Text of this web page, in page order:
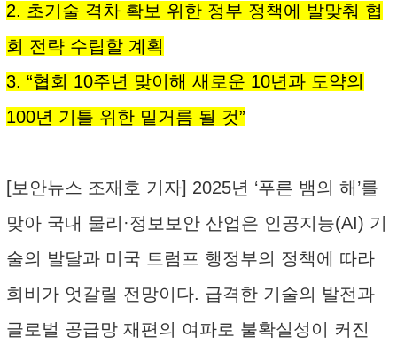
2. 초기술 격차 확보 위한 정부 정책에 발맞춰 협
회 전략 수립할 계획
3. “협회 10주년 맞이해 새로운 10년과 도약의
100년 기틀 위한 밑거름 될 것”
[보안뉴스 조재호 기자] 2025년 ‘푸른 뱀의 해’를
맞아 국내 물리·정보보안 산업은 인공지능(AI) 기
술의 발달과 미국 트럼프 행정부의 정책에 따라
희비가 엇갈릴 전망이다. 급격한 기술의 발전과
글로벌 공급망 재편의 여파로 불확실성이 커진